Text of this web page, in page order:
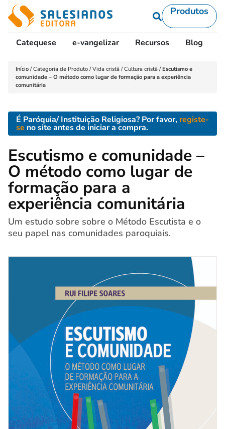
Produtos
Catequese e-vangelizar Recursos Blog
Início /Categoria de Produto /Vida cristã /Cultura cristã /Escutismo e
comunidade – O método como lugar de formação para a experiência
comunitária
É Paróquia/ Instituição Religiosa? Por favor, registe-
se no site antes de iniciar a compra.
Escutismo e comunidade –
O método como lugar de
formação para a
experiência comunitária
Um estudo sobre sobre o Método Escutista e o
seu papel nas comunidades paroquiais.